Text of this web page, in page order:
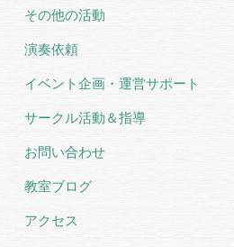
その他の活動
演奏依頼
イベント企画・運営サポート
サークル活動＆指導
お問い合わせ
教室ブログ
アクセス